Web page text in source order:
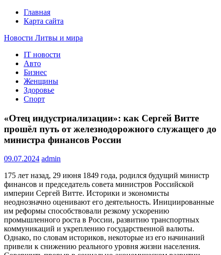
Главная
Карта сайта
Новости Литвы и мира
Свежие события и главные новости часа Литвы и мира на
портале EUROLITVA.RU
IT новости
Авто
Бизнес
Женщины
Здоровье
Спорт
«Отец индустриализации»: как Сергей Витте
прошёл путь от железнодорожного служащего до
министра финансов России
09.07.2024 admin
175 лет назад, 29 июня 1849 года, родился будущий министр
финансов и председатель совета министров Российской
империи Сергей Витте. Историки и экономисты
неоднозначно оценивают его деятельность. Инициированные
им реформы способствовали резкому ускорению
промышленного роста в России, развитию транспортных
коммуникаций и укреплению государственной валюты.
Однако, по словам историков, некоторые из его начинаний
привели к снижению реального уровня жизни населения.